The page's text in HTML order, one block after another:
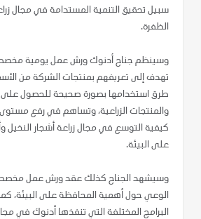
سبيل تحقيق التنمية المستدامة في مجال
الظفرة.
وسينظم جناح أدنوك ورش عمل يومية مخصصة
تهدف إلى تعريفهم بمنتجات الشركة من
طرق استخدامها بصورة صحيحة للحصول على
والمنتجات الزراعية، وتساهم في رفع
كيفية التوسع في مجال زراعة أشجار النخيل
على البيئة.
وسيشهد الجناح كذلك عقد ورش عمل
الوعي حول أهمية المحافظة على البيئة،
البرامج المختلفة التي تنفذها أدنوك في